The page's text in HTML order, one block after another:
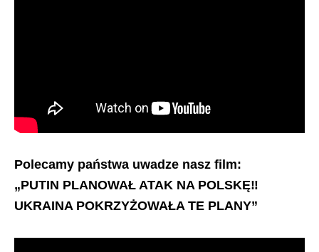
Polecamy państwa uwadze nasz film:
„PUTIN PLANOWAŁ ATAK NA POLSKĘ‼️
UKRAINA POKRZYŻOWAŁA TE PLANY”